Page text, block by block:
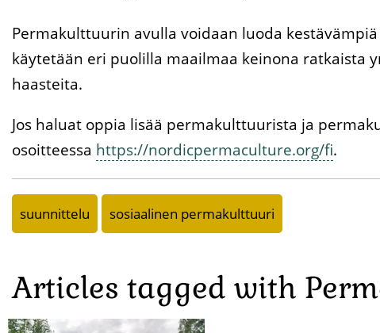
Permakulttuurin avulla voidaan luoda
käytetään eri puolilla maailmaa keinona ratkaista
haasteita.
Jos haluat oppia lisää permakulttuurista ja
osoitteessa https://nordicpermaculture.org/fi.
suunnittelu sosiaalinen permakulttuuri
Articles tagged with